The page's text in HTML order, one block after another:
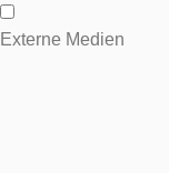
Analytische Cookies
Externe Medien